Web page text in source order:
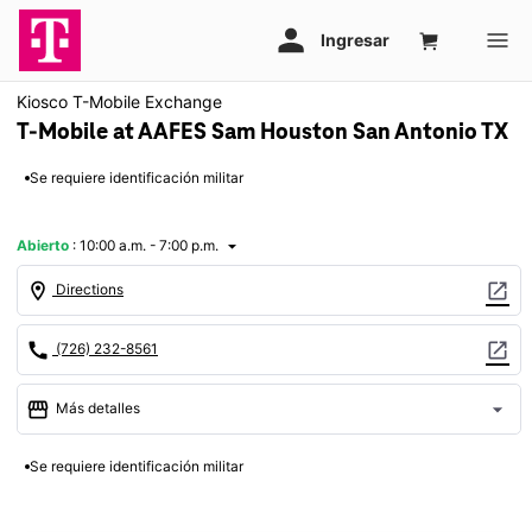
Kiosco T-Mobile Exchange
T-Mobile at AAFES Sam Houston San Antonio TX
Se requiere identificación militar
Abierto : 10:00 a.m. - 7:00 p.m. arrow_drop_down
location_on Directions open_in_new
call (726) 232-8561 open_in_new
storefront Más detalles arrow_drop_down
access_time Abrir
Se requiere identificación militar